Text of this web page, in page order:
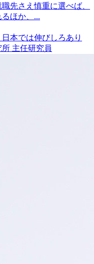
先さえ慎重に選べば、
ほか、...
本では伸びしろあり
主任研究員